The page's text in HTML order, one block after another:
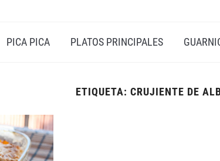
PICA PICA PLATOS PRINCIPALES
ETIQUETA: CRUJIENTE DE